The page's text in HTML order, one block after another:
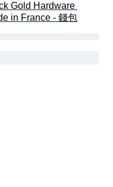
Gold Hardware
in France - 錢包